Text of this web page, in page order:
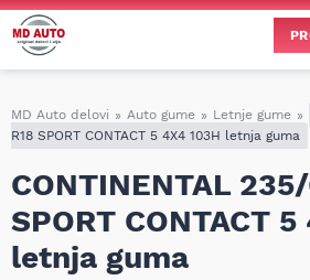
MD Auto delovi » Auto gume » Letnje gume »
R18 SPORT CONTACT 5 4X4 103H letnja guma
CONTINENTAL
SPORT CONTACT
letnja guma